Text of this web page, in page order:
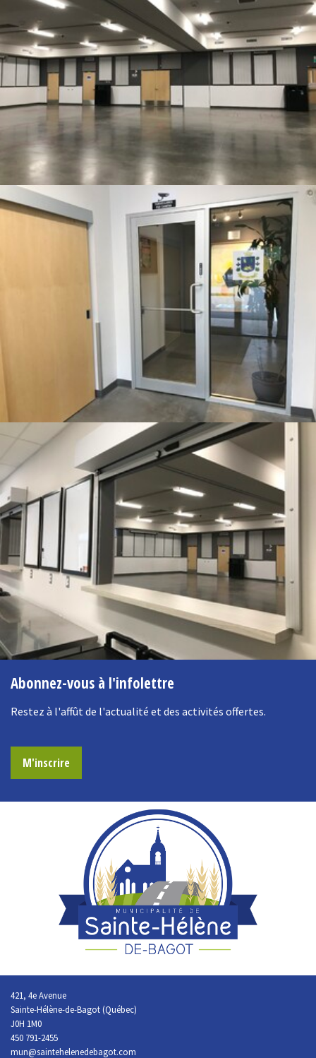
Abonnez-vous à l'infolettre
Restez à l'affût de l'actualité et des activités offertes.
M'inscrire
421, 4e Avenue
Sainte-Hélène-de-Bagot (Québec)
J0H 1M0
450 791-2455
mun@saintehelenedebagot.com